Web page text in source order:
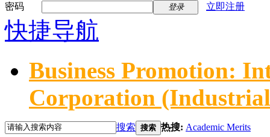
密码
登录 立即注册
快捷导航
Business Promotion:
Corporation
搜索 搜索 热搜: Academic Merits